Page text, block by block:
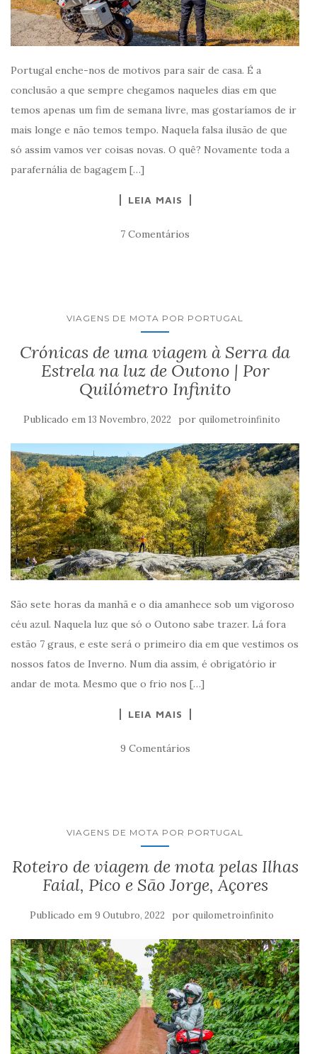
Portugal enche-nos de motivos para sair de casa. É a
conclusão a que sempre chegamos naqueles dias em que
temos apenas um fim de semana livre, mas gostaríamos de ir
mais longe e não temos tempo. Naquela falsa ilusão de que
só assim vamos ver coisas novas. O quê? Novamente toda a
parafernália de bagagem […]
LEIA MAIS
7 Comentários
VIAGENS DE MOTA POR PORTUGAL
Crónicas de uma viagem à Serra da
Estrela na luz de Outono | Por
Quilómetro Infinito
Publicado em 13 Novembro, 2022 por quilometroinfinito
São sete horas da manhã e o dia amanhece sob um vigoroso
céu azul. Naquela luz que só o Outono sabe trazer. Lá fora
estão 7 graus, e este será o primeiro dia em que vestimos os
nossos fatos de Inverno. Num dia assim, é obrigatório ir
andar de mota. Mesmo que o frio nos […]
LEIA MAIS
9 Comentários
VIAGENS DE MOTA POR PORTUGAL
Roteiro de viagem de mota pelas Ilhas
Faial, Pico e São Jorge, Açores
Publicado em 9 Outubro, 2022 por quilometroinfinito